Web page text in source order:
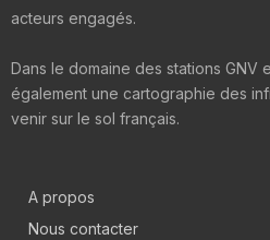
acteurs engagés.
Dans le domaine des stations GNV
également une cartographie des
venir sur le sol français.
A propos
Nous contacter